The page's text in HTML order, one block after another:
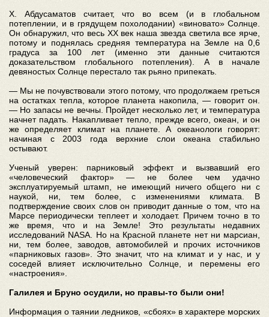
Х. Абдусаматов считает, что во всем (и в глобальном
потеплении, и в грядущем похолодании) «виновато» Солнце.
Он обнаружил, что весь ХХ век наша звезда светила все ярче,
потому и поднялась средняя температура на Земле на 0,6
градуса за 100 лет (именно эти данные считаются
доказательством глобального потепления). А в начале
девяностых Солнце перестало так рьяно припекать.
— Мы не почувствовали этого потому, что продолжаем греться
на остатках тепла, которое планета накопила, — говорит он.
— Но запасы не вечны. Пройдет несколько лет, и температура
начнет падать. Накапливает тепло, прежде всего, океан, и он
же определяет климат на планете. А океанологи говорят:
начиная с 2003 года верхние слои океана стабильно
остывают.
Ученый уверен: парниковый эффект и вызвавший его
«человеческий фактор» — не более чем удачно
эксплуатируемый штамп, не имеющий ничего общего ни с
наукой, ни, тем более, с изменениями климата. В
подтверждение своих слов он приводит данные о том, что на
Марсе периодически теплеет и холодает. Причем точно в то
же время, что и на Земле! Это результаты недавних
исследований NASA. Но на Красной планете нет ни марсиан,
ни, тем более, заводов, автомобилей и прочих источников
«парниковых газов». Это значит, что на климат и у нас, и у
соседей влияет исключительно Солнце, и перемены его
«настроения».
Галилея и Бруно осудили, но правы-то были они!
Информация о таянии ледников, «сбоях» в характере морских